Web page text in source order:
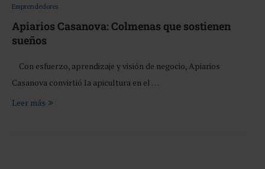
Emprendedores
Apiarios Casanova: Colmenas que sostienen
sueños
Con esfuerzo, aprendizaje y visión de negocio, Apiarios
Casanova convirtió la apicultura en el …
Leer más